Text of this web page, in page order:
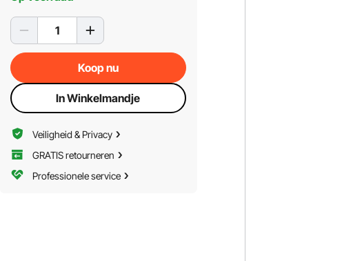
Koop nu
In Winkelmandje
Veiligheid & Privacy
GRATIS retourneren
Professionele service